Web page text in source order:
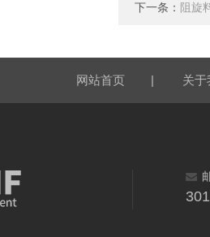
下一条： 阻旋
网站首页 | 关于